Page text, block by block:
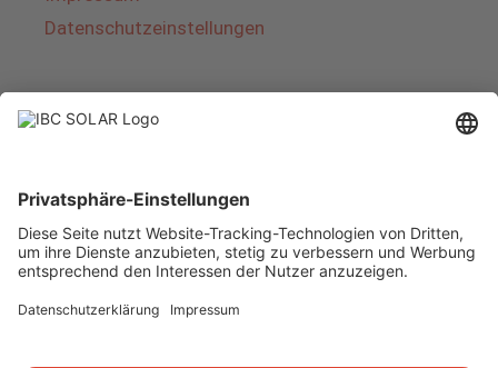
Datenschutzeinstellungen
Über IBC SOLAR
von Energielösungen und Dienstleistungen im
Bereich Photovoltaik und Speicher. Das
Unternehmen bietet Komplettsysteme an und
deckt das gesamte Spektrum von der Planung
bis zur schlüsselfertigen Übergabe von